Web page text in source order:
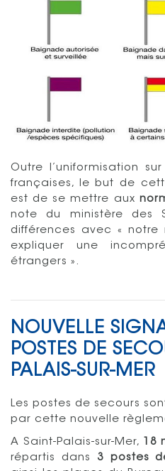
Outre l’uniformisation
françaises, le but de
est de se mettre aux
note du ministère des
différences avec « notre
expliquer une
étrangers ».
NOUVELLE
POSTES DE
PALAIS-SUR-MER
Les postes de secours
par cette nouvelle
A Saint-Palais-sur-Mer, 18
répartis dans 3 postes